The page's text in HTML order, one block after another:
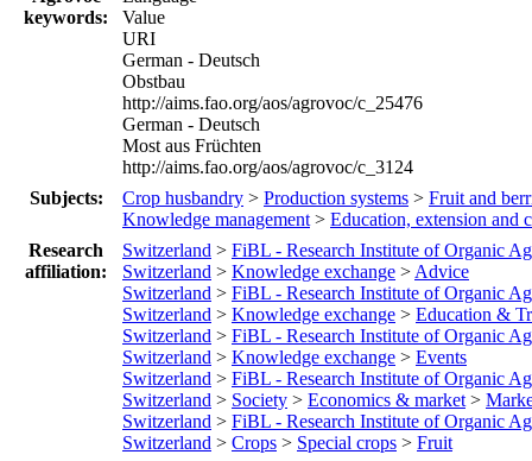
keywords:
Value
URI
German - Deutsch
Obstbau
http://aims.fao.org/aos/agrovoc/c_25476
German - Deutsch
Most aus Früchten
http://aims.fao.org/aos/agrovoc/c_3124
Subjects:
Crop husbandry > Production systems > Fruit and
Knowledge management > Education, extension and
Research
affiliation:
Switzerland > FiBL - Research Institute of Organic
Switzerland > Knowledge exchange > Advice
Switzerland > FiBL - Research Institute of Organic
Switzerland > Knowledge exchange > Education &
Switzerland > FiBL - Research Institute of Organic
Switzerland > Knowledge exchange > Events
Switzerland > FiBL - Research Institute of Organic
Switzerland > Society > Economics & market >
Switzerland > FiBL - Research Institute of Organic
Switzerland > Crops > Special crops > Fruit